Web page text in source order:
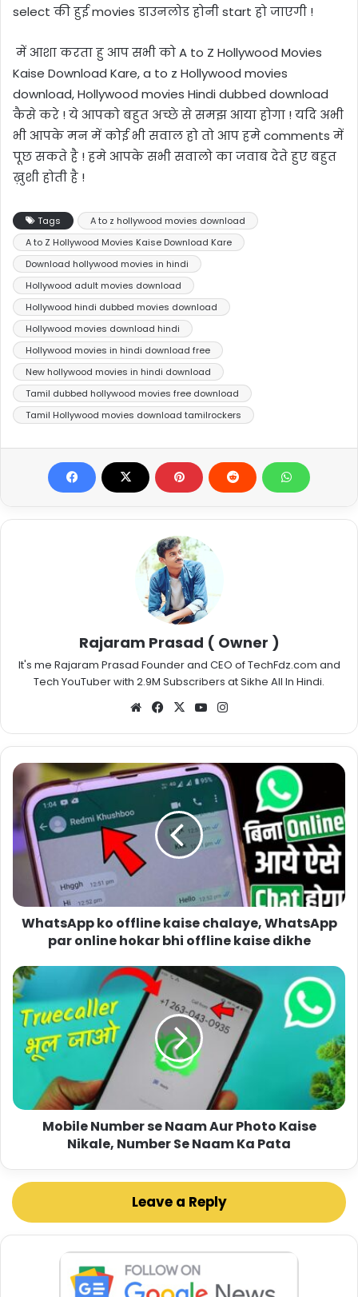
select की हुई movies डाउनलोड होनी start हो जाएगी !
में आशा करता हु आप सभी को A to Z Hollywood Movies
Kaise Download Kare,a to z Hollywood movies
download,Hollywood movies Hindi dubbed download
कैसे करे ! ये आपको बहुत अच्छे से समझ आया होगा ! यदि अभी
भी आपके मन में कोई भी सवाल हो तो आप हमे comments में
पूछ सकते है ! हमे आपके सभी सवालो का जवाब देते हुए बहुत
ख़ुशी होती है !
Tags
A to z hollywood movies download
A to Z Hollywood Movies Kaise Download Kare
Download hollywood movies in hindi
Hollywood adult movies download
Hollywood hindi dubbed movies download
Hollywood movies download hindi
Hollywood movies in hindi download free
New hollywood movies in hindi download
Tamil dubbed hollywood movies free download
Tamil Hollywood movies download tamilrockers
Rajaram Prasad ( Owner )
It's me Rajaram Prasad Founder and CEO of TechFdz.com and
Tech YouTuber with 2.9M Subscribers at Sikhe All In Hindi.
WebsiteFacebook
X YouTube
WhatsApp ko offline kaise chalaye, WhatsApp
par online hokar bhi offline kaise dikhe
Mobile Number se Naam Aur Photo Kaise
Nikale, Number Se Naam Ka Pata
Leave a Reply